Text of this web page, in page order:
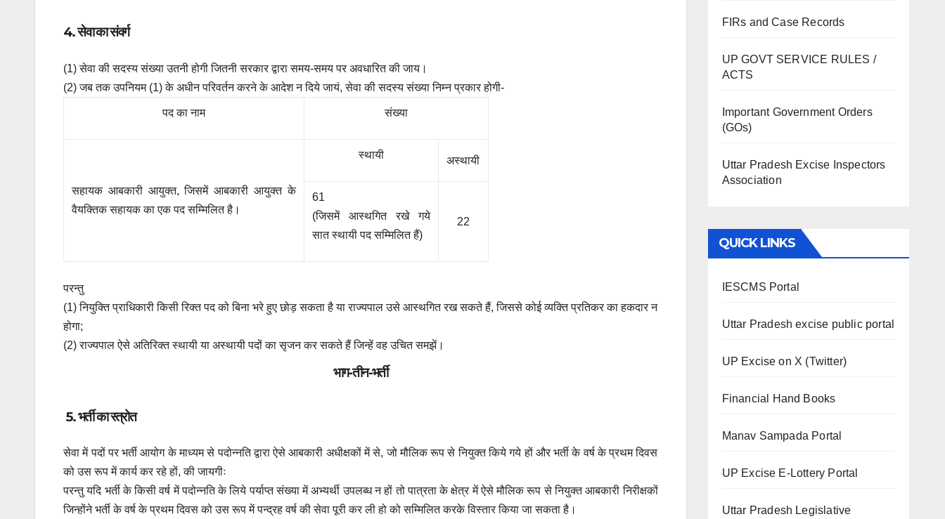
4. सेवा का संवर्ग
(1) सेवा की सदस्य संख्या उतनी होगी जितनी सरकार द्वारा समय-समय पर अवधारित की जाय।
(2) जब तक उपनियम (1) के अधीन परिवर्तन करने के आदेश न दिये जायं, सेवा की सदस्य संख्या निम्न प्रकार होगी-
पद का नाम संख्या
सहायक आबकारी आयुक्त, जिसमें आबकारी आयुक्त के
वैयक्तिक सहायक का एक पद सम्मिलित है।
स्थायी अस्थायी
61
(जिसमें आस्थगित रखे गये
सात स्थायी पद सम्मिलित हैं)
22
परन्तु
(1) नियुक्ति प्राधिकारी किसी रिक्त पद को बिना भरे हुए छोड़ सकता है या राज्यपाल उसे आस्थगित रख सकते हैं, जिससे कोई व्यक्ति प्रतिकर का हकदार न
होगा;
(2) राज्यपाल ऐसे अतिरिक्त स्थायी या अस्थायी पदों का सृजन कर सकते हैं जिन्हें वह उचित समझें।
भाग-तीन-भर्ती
5. भर्ती का स्त्रोत
सेवा में पदों पर भर्ती आयोग के माध्यम से पदोन्नति द्वारा ऐसे आबकारी अधीक्षकों में से, जो मौलिक रूप से नियुक्त किये गये हों और भर्ती के वर्ष के प्रथम दिवस
को उस रूप में कार्य कर रहे हों, की जायगीः
परन्तु यदि भर्ती के किसी वर्ष में पदोन्नति के लिये पर्याप्त संख्या में अभ्यर्थी उपलब्ध न हों तो पात्रता के क्षेत्र में ऐसे मौलिक रूप से नियुक्त आबकारी निरीक्षकों
जिन्होंने भर्ती के वर्ष के प्रथम दिवस को उस रूप में पन्द्रह वर्ष की सेवा पूरी कर ली हो को सम्मिलित करके विस्तार किया जा सकता है।
FIRs and Case Records
UP GOVT SERVICE RULES /
ACTS
Important Government Orders
(GOs)
Uttar Pradesh Excise Inspectors
Association
QUICK LINKS
IESCMS Portal
Uttar Pradesh excise public portal
UP Excise on X (Twitter)
Financial Hand Books
Manav Sampada Portal
UP Excise E-Lottery Portal
Uttar Pradesh Legislative